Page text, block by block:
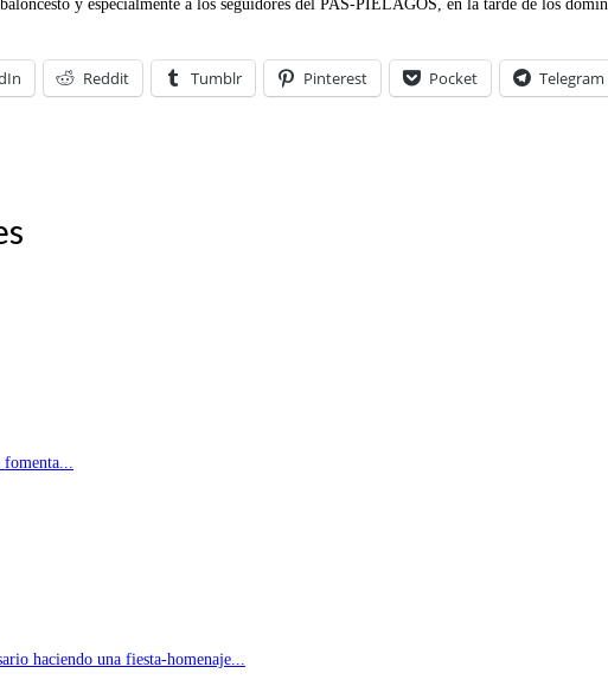
y especialmente a los seguidores del PAS-PIÉLAGOS, en la tarde de los
Reddit Tumblr Pinterest Pocket Telegram
fomenta...
haciendo una fiesta-homenaje...